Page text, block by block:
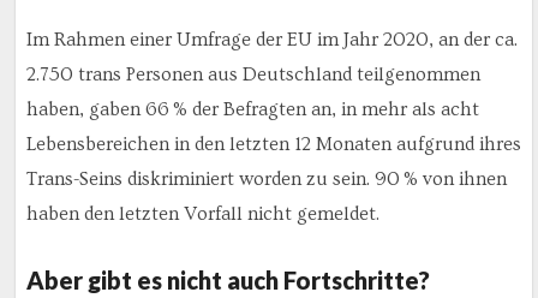
Im Rahmen einer Umfrage der EU im Jahr 2020, an der ca.
2.750 trans Personen aus Deutschland teilgenommen
haben, gaben 66 % der Befragten an, in mehr als acht
Lebensbereichen in den letzten 12 Monaten aufgrund ihres
Trans-Seins diskriminiert worden zu sein. 90 % von ihnen
haben den letzten Vorfall nicht gemeldet.
Aber gibt es nicht auch Fortschritte?